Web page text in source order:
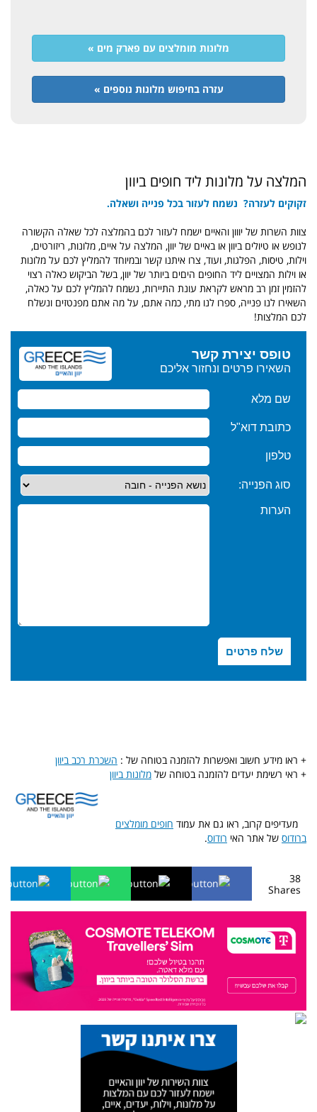
מלונות מומלצים עם פארק מים »
עזרה בחיפוש מלונות נוספים »
המלצה על מלונות ליד חופים ביוון
זקוקים לעזרה? נשמח לעזור בכל פנייה ושאלה.
צוות השרות של יווון והאיים ישמח לעזור לכם בהמלצה לכל שאלה הקשורה
לנופש או טיולים ביוון או באיים של יוון, המלצה על איים, מלונות, ריזורטים,
וילות, טיסות, הפלגות, ועוד, צרו איתנו קשר ובמיוחד להמליץ לכם על מלונות
או וילות המצויים ליד החופים היםים ביותר של יוון, בשל הביקוש כאלה רצוי
להזמין זמן רב מראש לקראת עונת התיירות, נשמח להמליץ לכם על כאלה,
השאירו לנו פנייה, ספרו לנו מתי, כמה אתם, על מה אתם מפנטזים ונשלח
לכם המלצות!
+ ראו מידע חשוב ואפשרות להזמנה בטוחה של : השכרת רכב ביוון
+ ראי רשימת יעדים להזמנה בטוחה של מלונות ביוון
מעדיפים קרוב, ראו גם את עמוד חופים מומלצים
ברודוס של אתר האי רודוס.
38
Shares